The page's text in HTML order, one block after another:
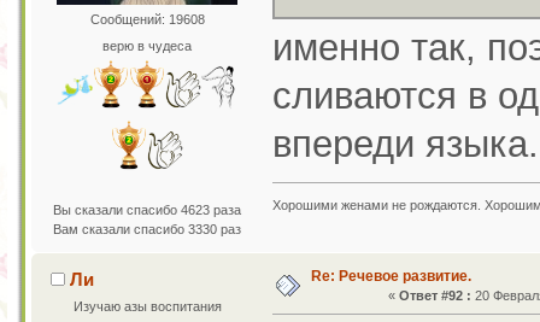
Сообщений: 19608
верю в чудеса
Вы сказали спасибо 4623 раза
Вам сказали спасибо 3330 раз
именно так,
сливаются в
впереди
Хорошими женами не рождаются.
Ли
Изучаю азы воспитания
Re: Речевое развитие.
« Ответ #92 : 20